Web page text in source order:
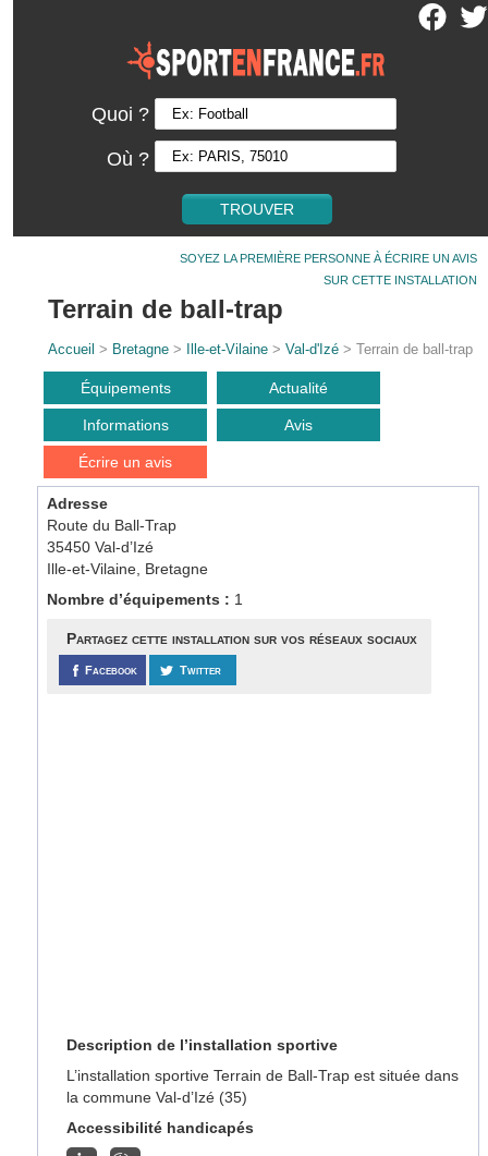
Quoi ?
Où ?
SOYEZ LA PREMIÈRE PERSONNE À ÉCRIRE UN AVIS
SUR CETTE INSTALLATION
Terrain de ball-trap
Accueil > Bretagne > Ille-et-Vilaine >Val-d'Izé > Terrain de ball-trap
Équipements Actualité
Informations Avis
Écrire un avis
Adresse
Route du Ball-Trap
35450 Val-d’Izé
Ille-et-Vilaine, Bretagne
Nombre d’équipements : 1
Partagez cette installation sur vos réseaux sociaux
Facebook Twitter
Description de l’installation sportive
L’installation sportive Terrain de Ball-Trap est située dans
la commune Val-d’Izé (35)
Accessibilité handicapés